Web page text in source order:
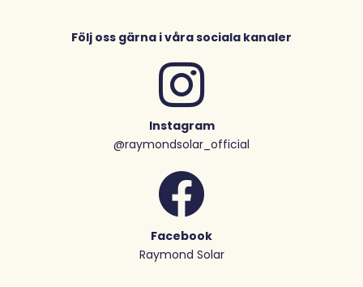
Följ oss gärna i våra sociala kanaler
Instagram
@raymondsolar_official
Facebook
Raymond Solar